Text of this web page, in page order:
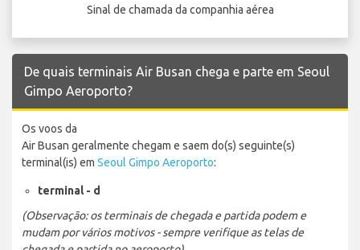
Sinal de chamada da companhia aérea
De quais terminais Air Busan chega e parte em Seoul
Gimpo Aeroporto?
Os voos da
Air Busan geralmente chegam e saem do(s) seguinte(s)
terminal(is) em Seoul Gimpo Aeroporto:
terminal - d
(Observação: os terminais de chegada e partida podem e
mudam por vários motivos - sempre verifique as telas de